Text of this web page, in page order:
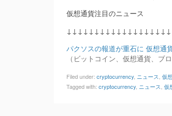
仮想通貨注目のニュース
パクソスの報道が重石に 仮想通
（ビットコイン、仮想通貨、ブ
Filed under: cryptocurrency ニュース 仮
Tagged with: cryptocurrency ニュース 仮